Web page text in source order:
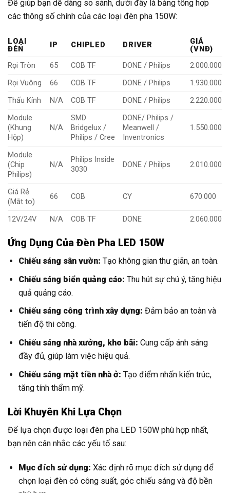
Để giúp bạn dễ dàng so sánh, dưới đây là bảng tổng hợp
các thông số chính của các loại đèn pha 150W:
LOẠI
ĐÈN
IP CHIPLED DRIVER
GIÁ
(VNĐ)
Rọi Tròn
65 COB TF DONE / Philips
2.000.000
Rọi Vuông
66 COB TF DONE / Philips
1.930.000
Thấu Kính
N/A COB TF DONE / Philips
2.220.000
Module
(Khung
Hộp)
N/A
SMD
Bridgelux /
Philips / Cree
DONE/ Philips /
Meanwell /
Inventronics
1.550.000
Module
(Chip
Philips)
N/A
Philips Inside
3030
DONE / Philips 2.010.000
Giá Rẻ
(Mắt to)
66 COB CY 670.000
12V/24V N/A COB TF DONE 2.060.000
Ứng Dụng Của Đèn Pha LED 150W
Chiếu sáng sân vườn: Tạo không gian thư giãn, an toàn.
Chiếu sáng biển quảng cáo: Thu hút sự chú ý, tăng hiệu
quả quảng cáo.
Chiếu sáng công trình xây dựng: Đảm bảo an toàn và
tiến độ thi công.
Chiếu sáng nhà xưởng, kho bãi: Cung cấp ánh sáng
đầy đủ, giúp làm việc hiệu quả.
Chiếu sáng mặt tiền nhà ở: Tạo điểm nhấn kiến trúc,
tăng tính thẩm mỹ.
Lời Khuyên Khi Lựa Chọn
Để lựa chọn được loại đèn pha LED 150W phù hợp nhất,
bạn nên cân nhắc các yếu tố sau:
Mục đích sử dụng: Xác định rõ mục đích sử dụng để
chọn loại đèn có công suất, góc chiếu sáng và độ bền